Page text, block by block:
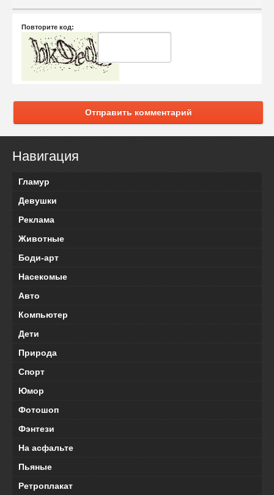
Повторите код:
Отправить комментарий
Навигация
Гламур
Девушки
Реклама
Животные
Боди-арт
Насекомые
Авто
Компьютер
Дети
Природа
Спорт
Юмор
Фотошоп
Фэнтези
На асфальте
Пьяные
Ретроплакат